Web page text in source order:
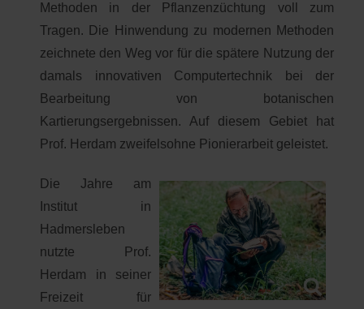
Methoden in der Pflanzenzüchtung voll zum
Tragen. Die Hinwendung zu modernen Methoden
zeichnete den Weg vor für die spätere Nutzung der
damals innovativen Computertechnik bei der
Bearbeitung von botanischen
Kartierungsergebnissen. Auf diesem Gebiet hat
Prof. Herdam zweifelsohne Pionierarbeit geleistet.
Die Jahre am
Institut in
Hadmersleben
nutzte Prof.
Herdam in seiner
Freizeit für